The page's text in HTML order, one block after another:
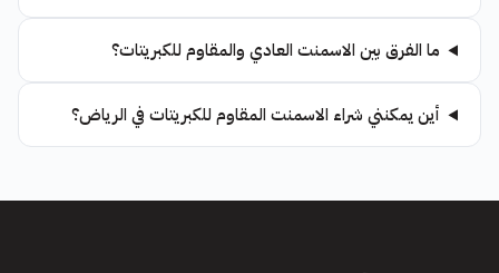
ما الفرق بين الاسمنت العادي والمقاوم للكبريتات؟
أين يمكنني شراء الاسمنت المقاوم للكبريتات في الرياض؟